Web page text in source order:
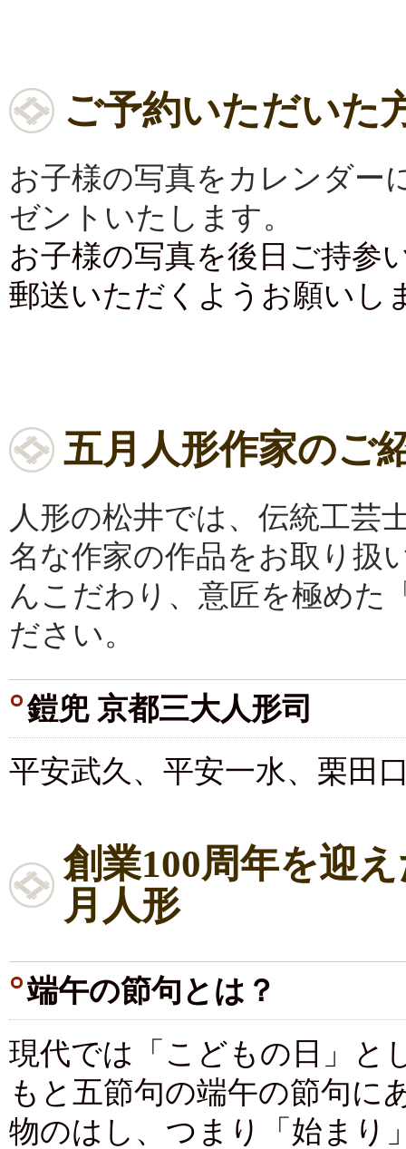
ご予約いただいた
お子様の写真をカレンダー
ゼントいたします。
お子様の写真を後日ご持参
郵送いただくようお願いし
五月人形作家のご
人形の松井では、伝統工芸
名な作家の作品をお取り扱
んこだわり、意匠を極めた
ださい。
鎧兜 京都三大人形司
平安武久、平安一水、栗田
創業100周年を迎
月人形
端午の節句とは？
現代では「こどもの日」と
もと五節句の端午の節句に
物のはし、つまり「始まり